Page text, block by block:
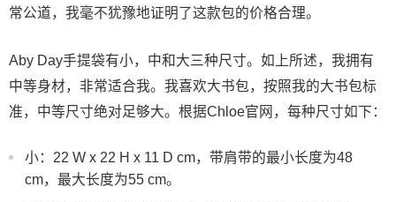
常公道，我毫不犹豫地证明了这款包的价格合理。
Aby Day手提袋有小，中和大三种尺寸。如上所述，我拥有
中等身材，非常适合我。我喜欢大书包，按照我的大书包标
准，中等尺寸绝对足够大。根据Chloe官网，每种尺寸如下：
小：22 W x 22 H x 11 D cm，带肩带的最小长度为48
cm，最大长度为55 cm。